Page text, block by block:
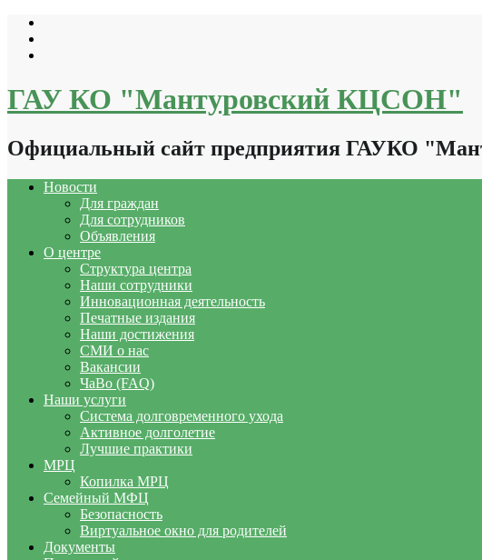
Перейти
содержимому
ГАУ КО "Мантуровский КЦСОН"
Официальный сайт предприятия ГАУКО
Новости
Для граждан
Для сотрудников
Объявления
О центре
Структура центра
Наши сотрудники
Инновационная деятельность
Печатные издания
Наши достижения
СМИ о нас
Вакансии
ЧаВо (FAQ)
Наши услуги
Система долговременного ухода
Активное долголетие
Лучшие практики
МРЦ
Копилка МРЦ
Семейный МФЦ
Безопасность
Виртуальное окно для родителей
Документы